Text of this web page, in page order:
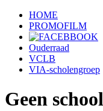
HOME
PROMOFILM
Ouderraad
VCLB
VIA-scholengroep
Geen school